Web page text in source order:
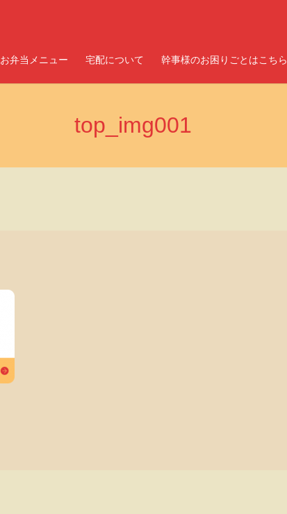
お弁当メニュー 宅配について 幹事様のお困りごとはこちら
top_img001